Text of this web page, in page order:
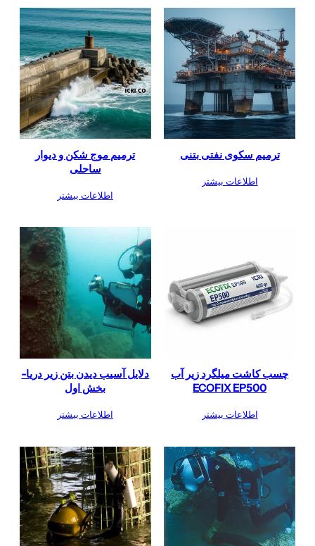
ترمیم سکوی نفتی بتنی
اطلاعات بیشتر
ترمیم موج شکن و دیوار
ساحلی
اطلاعات بیشتر
چسب کاشت میلگرد زیر آب
ECOFIX EP500
اطلاعات بیشتر
دلایل آسیب دیدن بتن زیر دریا-
بخش اول
اطلاعات بیشتر